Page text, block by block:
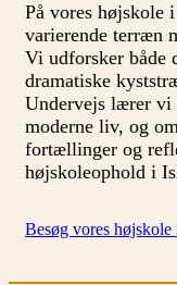
På vores højskole
varierende terræn
Vi udforsker både
dramatiske
Undervejs lærer vi
moderne liv, og
fortællinger og
højskoleophold i
Besøg vores højskole